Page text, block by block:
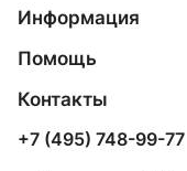
Информация
Помощь
Контакты
+7 (495) 748-99-77